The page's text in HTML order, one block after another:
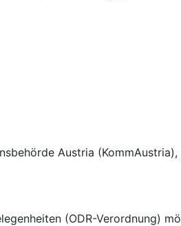
Austria (KommAustria),
(ODR-Verordnung)